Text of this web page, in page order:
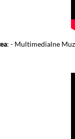
: - Multimedialne